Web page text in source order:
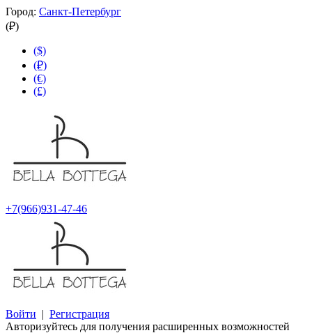
Город: Санкт-Петербург
(₽)
($)
(₽)
(€)
(£)
+7(966)931-47-46
Войти | Регистрация
Авторизуйтесь для получения расширенных возможностей